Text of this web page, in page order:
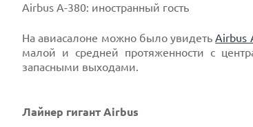
Airbus A-380: иностранный гость
На авиасалоне можно было увидетьAirbus
малой и средней протяженности с
запасными выходами.
Лайнер гигант Airbus